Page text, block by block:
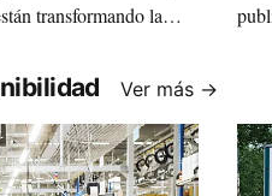
transformando la
que
Ver más →